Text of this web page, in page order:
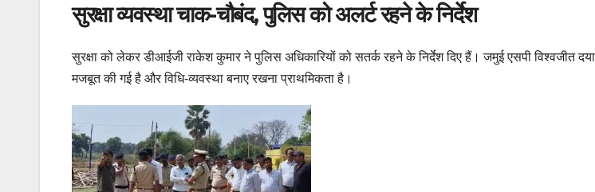
सुरक्षा व्यवस्था चाक-चौबंद, पुलिस को अलर्ट रहने के निर्देश
सुरक्षा को लेकर डीआईजी राकेश कुमार ने पुलिस अधिकारियों को सतर्क रहने के निर्देश दिए हैं। जमुई एसपी विश्वजीत
मजबूत की गई है और विधि-व्यवस्था बनाए रखना प्राथमिकता है।